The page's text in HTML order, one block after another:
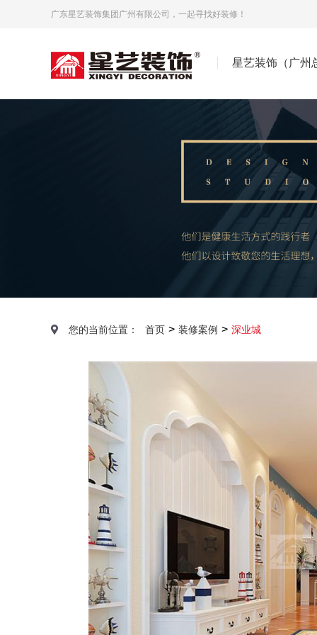
广东星艺装饰集团广州有限公司，一起寻找好装修！
星艺装饰（广州
您的当前位置： 首页 > 装修案例 > 深业城